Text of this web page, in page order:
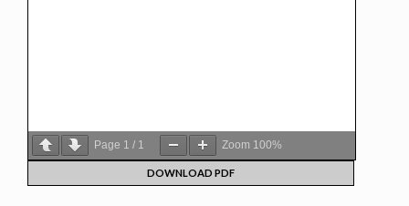
Page 1 / 1 Zoom 100%
DOWNLOAD PDF